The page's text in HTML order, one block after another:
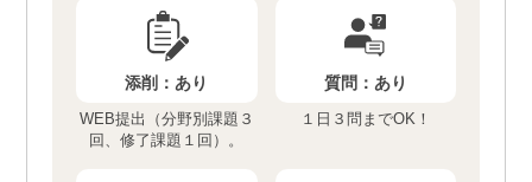
添削： あり
WEB提出（分野別課題３
回、修了課題１回）。
質問： あり
１日３問までOK！